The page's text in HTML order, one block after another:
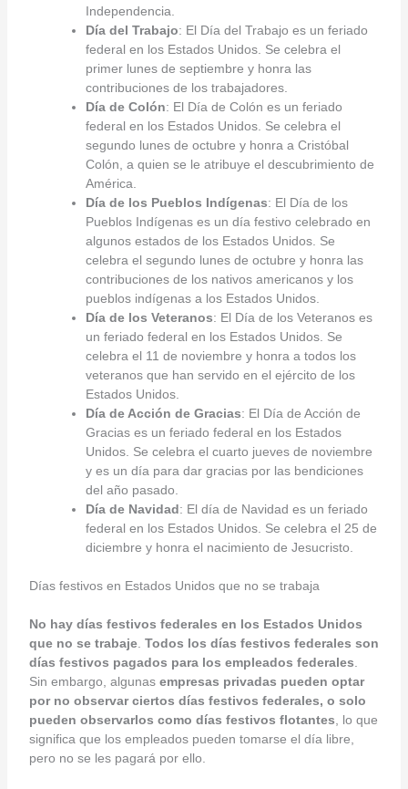
Independencia.
Día del Trabajo: El Día del Trabajo es un feriado
federal en los Estados Unidos. Se celebra el
primer lunes de septiembre y honra las
contribuciones de los trabajadores.
Día de Colón: El Día de Colón es un feriado
federal en los Estados Unidos. Se celebra el
segundo lunes de octubre y honra a Cristóbal
Colón, a quien se le atribuye el descubrimiento de
América.
Día de los Pueblos Indígenas: El Día de los
Pueblos Indígenas es un día festivo celebrado en
algunos estados de los Estados Unidos. Se
celebra el segundo lunes de octubre y honra las
contribuciones de los nativos americanos y los
pueblos indígenas a los Estados Unidos.
Día de los Veteranos: El Día de los Veteranos es
un feriado federal en los Estados Unidos. Se
celebra el 11 de noviembre y honra a todos los
veteranos que han servido en el ejército de los
Estados Unidos.
Día de Acción de Gracias: El Día de Acción de
Gracias es un feriado federal en los Estados
Unidos. Se celebra el cuarto jueves de noviembre
y es un día para dar gracias por las bendiciones
del año pasado.
Día de Navidad: El día de Navidad es un feriado
federal en los Estados Unidos. Se celebra el 25 de
diciembre y honra el nacimiento de Jesucristo.
Días festivos en Estados Unidos que no se trabaja
No hay días festivos federales en los Estados Unidos
que no se trabaje. Todos los días festivos federales son
días festivos pagados para los empleados federales
Sin embargo, algunas empresas privadas pueden optar
por no observar ciertos días festivos federales, o solo
pueden observarlos como días festivos flotantes , lo que
significa que los empleados pueden tomarse el día libre,
pero no se les pagará por ello.